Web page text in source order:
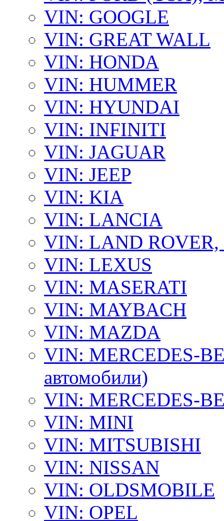
VIN: GOOGLE
VIN: GREAT WALL
VIN: HONDA
VIN: HUMMER
VIN: HYUNDAI
VIN: INFINITI
VIN: JAGUAR
VIN: JEEP
VIN: KIA
VIN: LANCIA
VIN: LAND ROVER,
VIN: LEXUS
VIN: MASERATI
VIN: MAYBACH
VIN: MAZDA
VIN: MERCEDES-
автомобили)
VIN: MERCEDES-
VIN: MINI
VIN: MITSUBISHI
VIN: NISSAN
VIN: OLDSMOBILE
VIN: OPEL